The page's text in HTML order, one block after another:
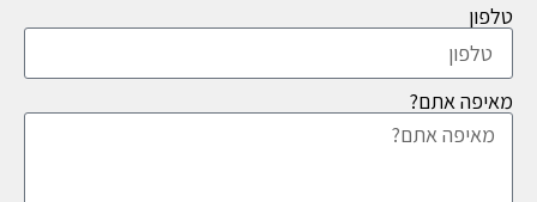
טלפון
מאיפה אתם?